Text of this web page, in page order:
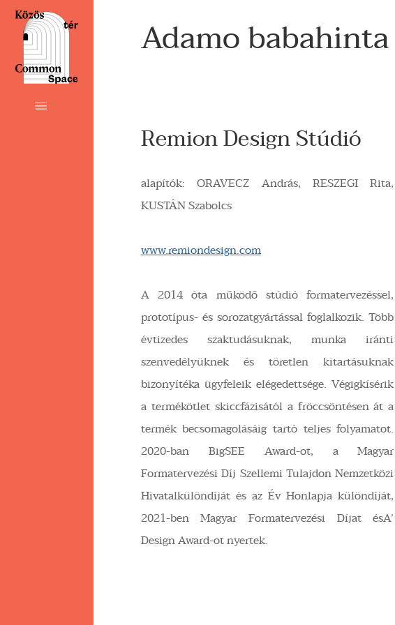
Adamo babahinta
Remion Design Stúdió
alapítók: ORAVECZ András, RESZEGI Rita,
KUSTÁN Szabolcs
www.remiondesign.com
A 2014 óta működő stúdió formatervezéssel,
prototípus- és sorozatgyártással foglalkozik. Több
évtizedes szaktudásuknak, munka iránti
szenvedélyüknek és töretlen kitartásuknak
bizonyítéka ügyfeleik elégedettsége. Végigkísérik
a termékötlet skiccfázisától a fröccsöntésen át a
termék becsomagolásáig tartó teljes folyamatot.
2020-ban BigSEE Award-ot, a Magyar
Formatervezési Díj Szellemi Tulajdon Nemzetközi
Hivatalkülöndíját és az Év Honlapja különdíját,
2021-ben Magyar Formatervezési Díjat ésA’
Design Award-ot nyertek.